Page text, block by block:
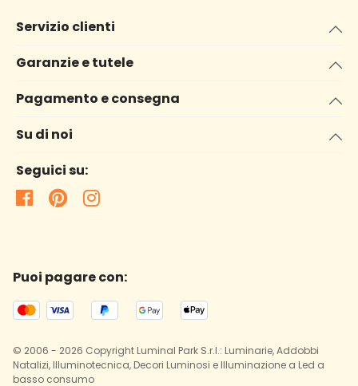
Servizio clienti
Garanzie e tutele
Pagamento e consegna
Su di noi
Seguici su:
Puoi pagare con:
© 2006 - 2026 Copyright Luminal Park S.r.l.: Luminarie, Addobbi
Natalizi, Illuminotecnica, Decori Luminosi e Illuminazione a Led a
basso consumo